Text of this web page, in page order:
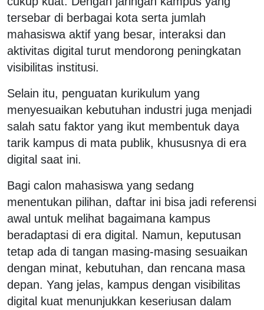
tersebar di berbagai kota serta jumlah
mahasiswa aktif yang besar, interaksi dan
aktivitas digital turut mendorong peningkatan
visibilitas institusi.
Selain itu, penguatan kurikulum yang
menyesuaikan kebutuhan industri juga menjadi
salah satu faktor yang ikut membentuk daya
tarik kampus di mata publik, khususnya di era
digital saat ini.
Bagi calon mahasiswa yang sedang
menentukan pilihan, daftar ini bisa jadi referensi
awal untuk melihat bagaimana kampus
beradaptasi di era digital. Namun, keputusan
tetap ada di tangan masing-masing sesuaikan
dengan minat, kebutuhan, dan rencana masa
depan. Yang jelas, kampus dengan visibilitas
digital kuat menunjukkan keseriusan dalam